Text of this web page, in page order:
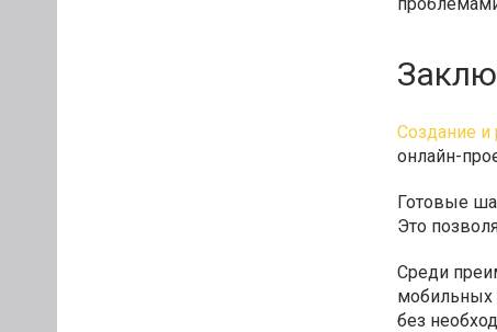
Создание и
онлайн-
Готовые
Это
Среди
мобильных
без